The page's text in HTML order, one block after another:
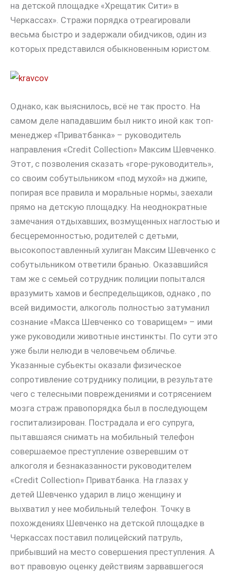
на детской площадке «Хрещатик Сити» в
Черкассах». Стражи порядка отреагировали
весьма быстро и задержали обидчиков, один из
которых представился обыкновенным юристом.
Однако, как выяснилось, всё не так просто. На
самом деле нападавшим был никто иной как топ-
менеджер «Приватбанка» – руководитель
направления «Credit Collection» Максим Шевченко.
Этот, с позволения сказать «горе-руководитель»,
со своим собутыльником «под мухой» на джипе,
попирая все правила и моральные нормы, заехали
прямо на детскую площадку. На неоднократные
замечания отдыхавших, возмущенных наглостью и
бесцеремонностью, родителей с детьми,
высокопоставленный хулиган Максим Шевченко с
собутыльником ответили бранью. Оказавшийся
там же с семьей сотрудник полиции попытался
вразумить хамов и беспредельщиков, однако , по
всей видимости, алкоголь полностью затуманил
сознание «Макса Шевченко со товарищем» – ими
уже руководили животные инстинкты. По сути это
уже были нелюди в человечьем обличье.
Указанные субьекты оказали физическое
сопротивление сотруднику полиции, в результате
чего с телесными повреждениями и сотрясением
мозга страж правопорядка был в последующем
госпитализирован. Пострадала и его супруга,
пытавшаяся снимать на мобильный телефон
совершаемое преступление озверевшим от
алкоголя и безнаказанности руководителем
«Credit Collection» Приватбанка. На глазах у
детей Шевченко ударил в лицо женщину и
выхватил у нее мобильный телефон. Точку в
похождениях Шевченко на детской площадке в
Черкассах поставил полицейский патруль,
прибывший на место совершения преступления. А
вот правовую оценку действиям зарвавшегося